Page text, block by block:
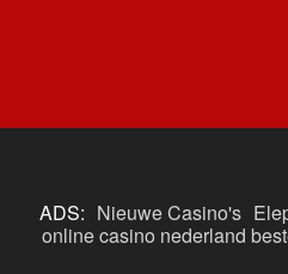
ADS: Nieuwe Casino's
online casino nederland